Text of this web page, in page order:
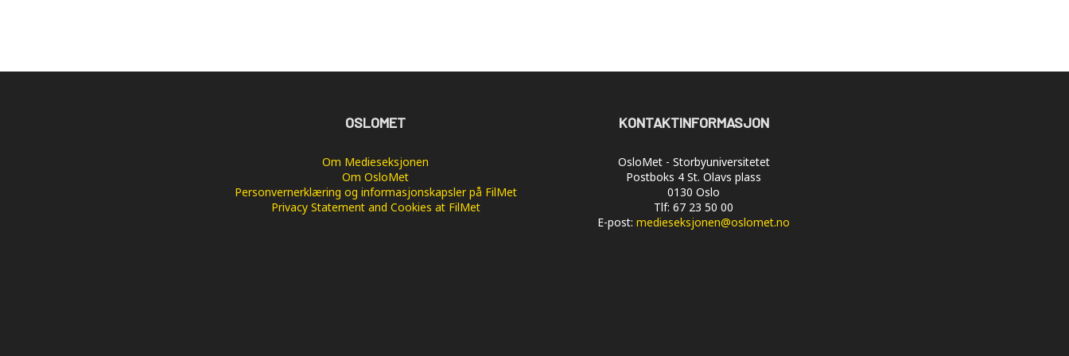
OSLOMET
Om Medieseksjonen
Om OsloMet
Personvernerklæring og informasjonskapsler på FilMet
Privacy Statement and Cookies at FilMet
KONTAKTINFORMASJON
OsloMet - Storbyuniversitetet
Postboks 4 St. Olavs plass
0130 Oslo
Tlf: 67 23 50 00
E-post: medieseksjonen@oslomet.no